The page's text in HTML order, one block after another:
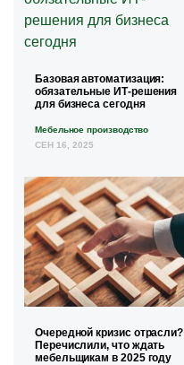
Базовая автоматизация:
обязательные ИТ-решения
для бизнеса сегодня
Мебельное производство
СЕН 16, 2025
Очередной кризис отрасли?
Перечислили, что ждать
мебельщикам в 2025 году